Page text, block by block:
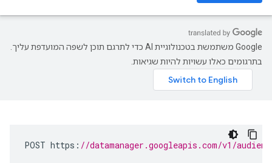
‫Google משתמשת בטכנולוגיית AI כדי לתרגם תוכן לשפה המועדפת עליך.
בתרגומים כאלו עשויות להיות שגיאות.
POST https : //datamanager.googleapis.com/v1/